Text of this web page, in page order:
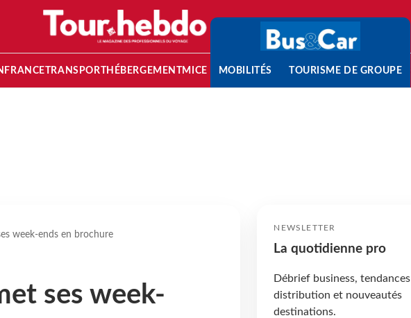
FRANCETRANSPORT HÉBERGEMENTMICE MOBILITÉS TOURISME DE GROUPE
week-ends en brochure
ses week-
NEWSLETTER
La quotidienne pro
Débrief business, tendances
distribution et nouveautés
destinations.